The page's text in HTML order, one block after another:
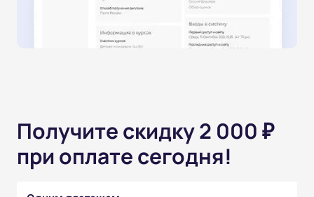
Получите скидку 2 000 ₽
при оплате сегодня!